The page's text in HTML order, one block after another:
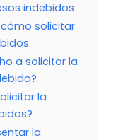
indebidos
solicitar
a solicitar la
la
la